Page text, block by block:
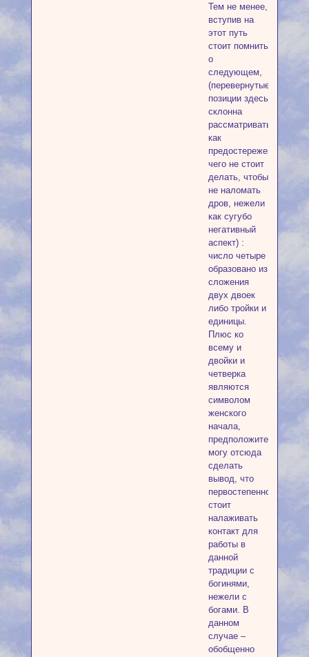
Тем не менее,
вступив на
этот путь
стоит помнить
о
следующем,
(перевернутые
позиции здесь
склонна
рассматривать
как
предостережение,
чего не стоит
делать, чтобы
не наломать
дров, нежели
как сугубо
негативный
аспект) :
число четыре
образовано из
сложения
двух двоек
либо тройки и
единицы.
Плюс ко
всему и
двойки и
четверка
являются
символом
женского
начала,
предположительно
могу отсюда
сделать
вывод, что
первостепенно
стоит
налаживать
контакт для
работы в
данной
традиции с
богинями,
нежели с
богами. В
данном
случае –
обобщенно